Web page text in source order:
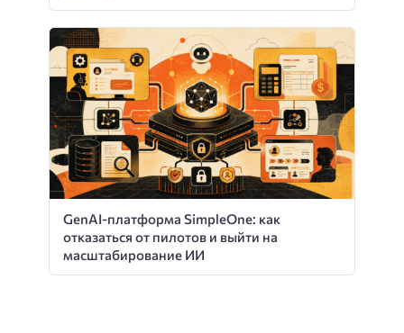
GenAI-платформа SimpleOne: как
отказаться от пилотов и выйти на
масштабирование ИИ